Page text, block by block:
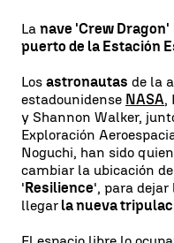
La nave 'Crew Dragon'
puerto de la Estación
Los astronautas de la
estadounidense NASA,
y Shannon Walker,
Exploración
Noguchi, han sido
cambiar la ubicación
'Resilience', para dejar
llegar la nueva